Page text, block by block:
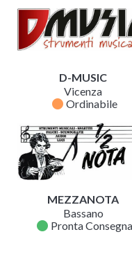
D-MUSIC
Vicenza
fiber_manual_record Ordinabile
MEZZANOTA
Bassano
fiber_manual_record Pronta Consegna